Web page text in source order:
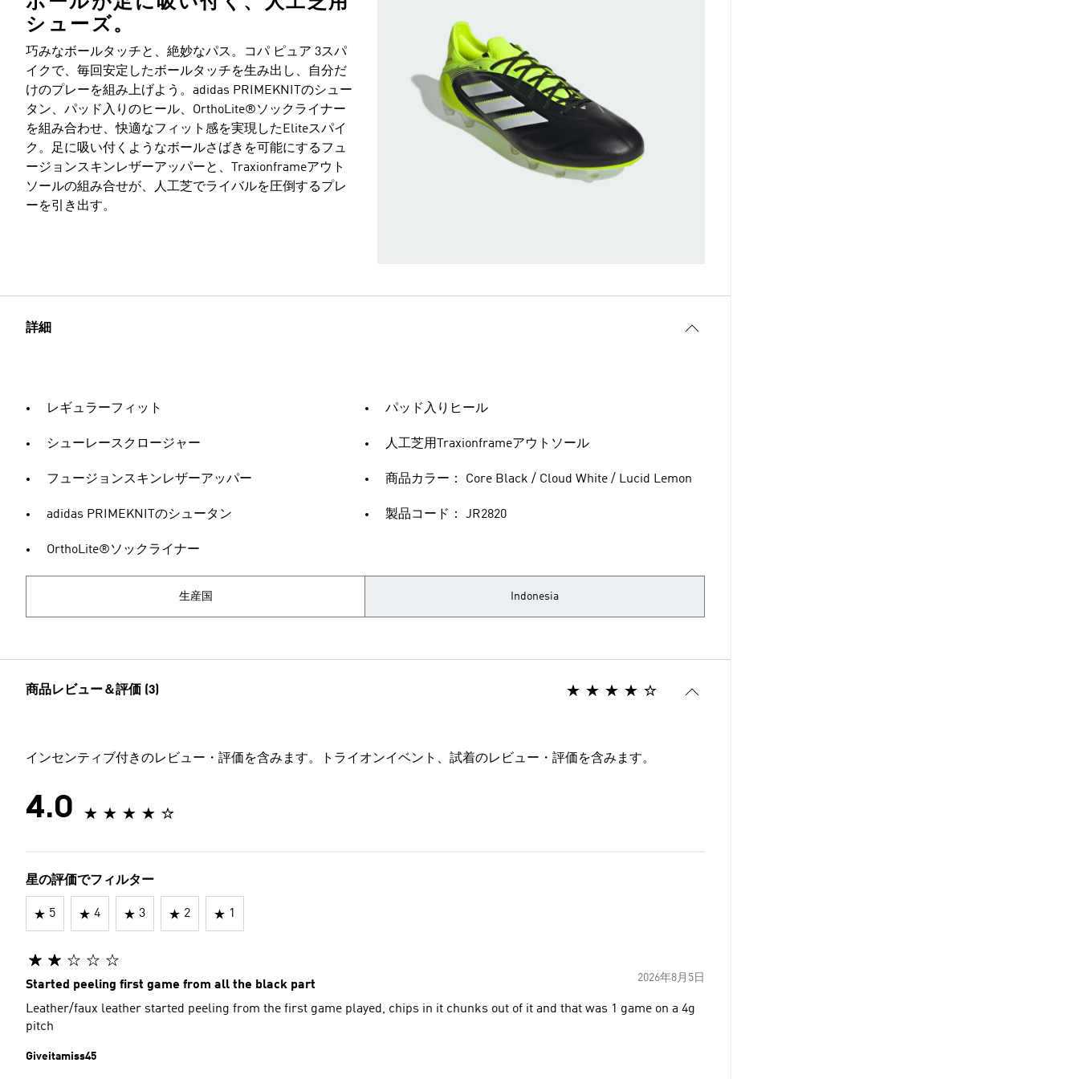
シューズ。
巧みなボールタッチと、絶妙なパス。コパ ピュア 3スパ
イクで、毎回安定したボールタッチを生み出し、自分だ
けのプレーを組み上げよう。adidas PRIMEKNITのシュー
タン、パッド入りのヒール、OrthoLite®ソックライナー
を組み合わせ、快適なフィット感を実現したEliteスパイ
ク。足に吸い付くようなボールさばきを可能にするフュ
ージョンスキンレザーアッパーと、Traxionframeアウト
ソールの組み合せが、人工芝でライバルを圧倒するプレ
ーを引き出す。
詳細
レギュラーフィット
シューレースクロージャー
フュージョンスキンレザーアッパー
adidas PRIMEKNITのシュータン
OrthoLite®ソックライナー
パッド入りヒール
人工芝用Traxionframeアウトソール
商品カラー： Core Black / Cloud White / Lucid Lemon
製品コード： JR2820
生産国 Indonesia
商品レビュー＆評価 (3)
インセンティブ付きのレビュー・評価を含みます。トライオンイベント、試着のレビュー・評価を含みます。
4.0
星の評価でフィルター
5 4 3 2 1
2026年8月5日
Started peeling first game from all the black part
Leather/faux leather started peeling from the first game played, chips in it chunks out of it and that was 1 game on a 4g
pitch
Giveitamiss45